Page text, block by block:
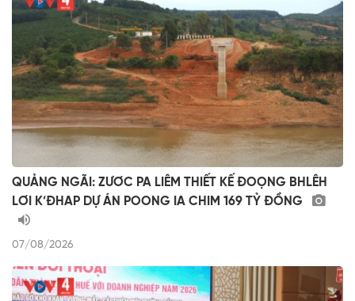
QUẢNG NGÃI: ZƯƠC PA LIÊM THIẾT KẾ ĐOỌNG BHLÊH
LƠI K’ĐHAP DỰ ÁN POONG IA CHIM 169 TỶ ĐỒNG
07/08/2026